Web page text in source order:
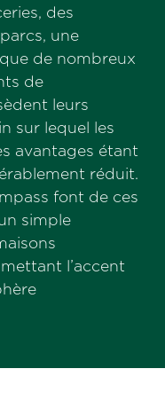
des
une
de nombreux
de
leurs
sur lequel les
avantages étant
réduit.
font de ces
simple
l’accent